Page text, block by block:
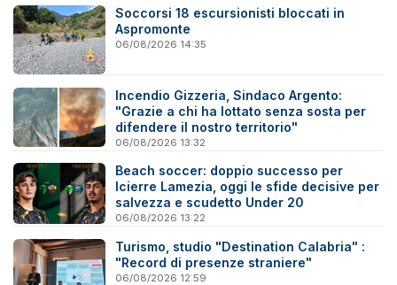
Soccorsi 18 escursionisti bloccati in
Aspromonte
06/08/2026 14:35
Incendio Gizzeria, Sindaco Argento:
"Grazie a chi ha lottato senza sosta per
difendere il nostro territorio"
06/08/2026 13:32
Beach soccer: doppio successo per
Icierre Lamezia, oggi le sfide decisive per
salvezza e scudetto Under 20
06/08/2026 13:22
Turismo, studio "Destination Calabria" :
"Record di presenze straniere"
06/08/2026 12:59